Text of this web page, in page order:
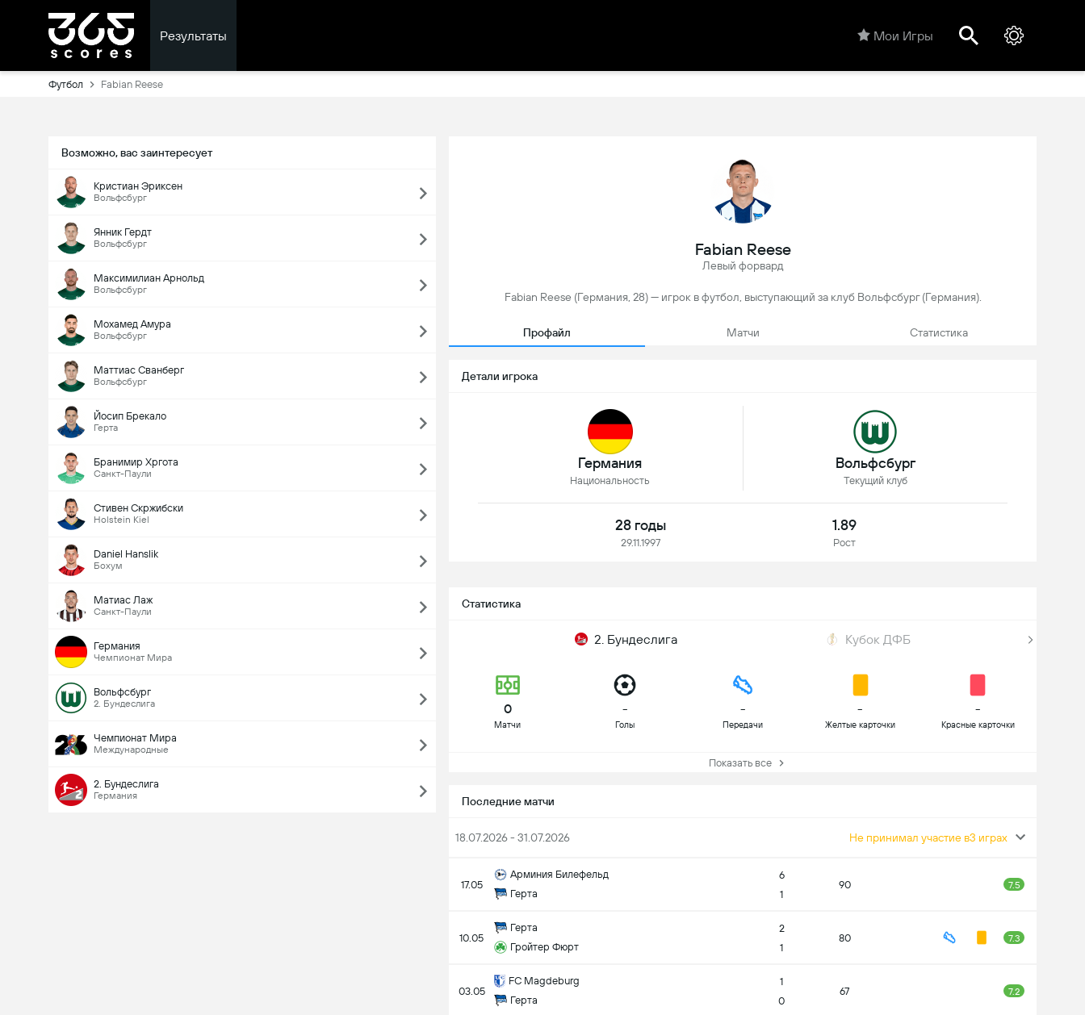
Результаты Мои Игры
Футбол Fabian Reese
Возможно, вас заинтересует
Кристиан Эриксен
Вольфсбург
Янник Гердт
Вольфсбург
Максимилиан Арнольд
Вольфсбург
Мохамед Амура
Вольфсбург
Маттиас Сванберг
Вольфсбург
Йосип Брекало
Герта
Бранимир Хргота
Санкт-Паули
Стивен Скржибски
Holstein Kiel
Daniel Hanslik
Бохум
Матиас Лаж
Санкт-Паули
Германия
Чемпионат Мира
Вольфсбург
2. Бундеслига
Чемпионат Мира
Международные
2. Бундеслига
Германия
Fabian Reese
Левый форвард
Fabian Reese (Германия, 28) — игрок в футбол, выступающий за клуб Вольфсбург (Германия).
Профайл Матчи Статистика
Детали игрока
Германия
Национальность
Вольфсбург
Текущий клуб
28 годы
29.11.1997
1.89
Рост
Статистика
2. Бундеслига Кубок ДФБ
0
Матчи
-
Голы
-
Передачи
-
Желтые карточки
-
Красные карточки
Показать все
Последние матчи
18.07.2026 - 31.07.2026 Не принимал участие в3 играх
17.05
Арминия Билефельд
Герта
6
1
90 7.5
10.05
Герта
Гройтер Фюрт
2
1
80 7.3
03.05
FC Magdeburg
Герта
1
0
67 7.2